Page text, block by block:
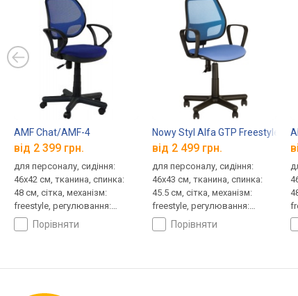
AMF Chat/AMF-4
від 2 399 грн.
для персоналу, сидіння:
46x42 см, тканина, спинка:
48 см, сітка, механізм:
freestyle, регулювання:
висоти, жорсткості
порівняти
Nowy Styl Alfa GTP Freestyle
від 2 499 грн.
для персоналу, сидіння:
46x43 см, тканина, спинка:
45.5 см, сітка, механізм:
freestyle, регулювання:
висоти, глибини, жорсткості
порівняти